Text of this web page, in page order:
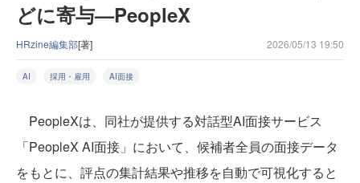
どに寄与—PeopleX
HRzine編集部[著] 2026/05/13 19:50
AI 採用・雇用 AI面接
PeopleXは、同社が提供する対話型AI面接サービス
「PeopleX AI面接」において、候補者全員の面接データ
をもとに、評点の集計結果や推移を自動で可視化すると